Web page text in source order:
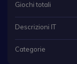
Giochi totali
Descrizioni IT
Categorie